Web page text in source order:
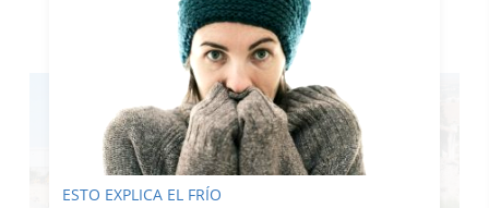
TE PUEDE INTERESAR
ESTO EXPLICA EL FRÍO